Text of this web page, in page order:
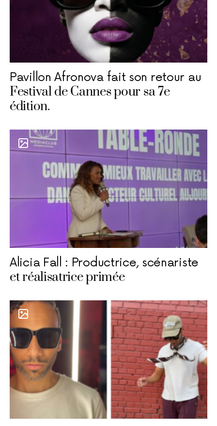
Pavillon Afronova fait son retour au
Festival de Cannes pour sa 7e
édition.
Alicia Fall : Productrice, scénariste
et réalisatrice primée